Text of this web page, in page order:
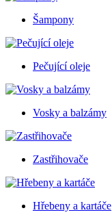
Šampony
Pečující oleje
Vosky a balzámy
Zastřihovače
Hřebeny a kartáče